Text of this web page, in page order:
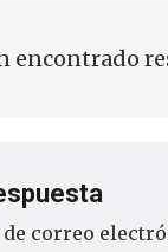
encontrado
correo